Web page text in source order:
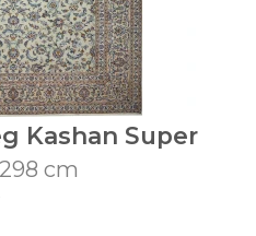
Kashan Super
cm